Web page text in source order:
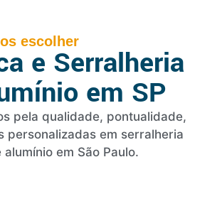
escolher
e Serralheria
em SP
pela qualidade, pontualidade,
personalizadas em serralheria
alumínio em São Paulo.